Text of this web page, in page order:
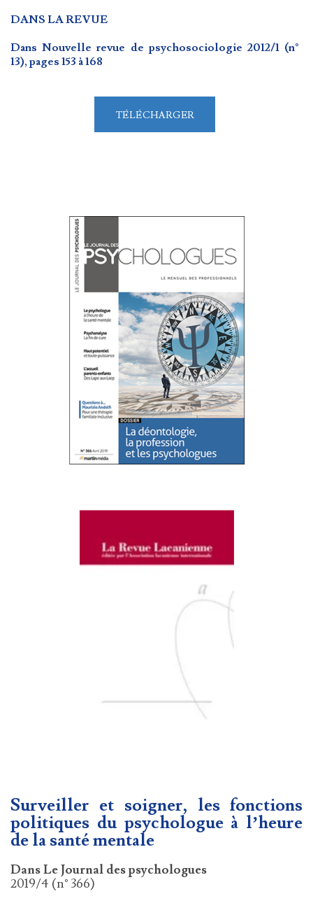
DANS LA REVUE
Dans Nouvelle revue de psychosociologie 2012/1 (n°
13), pages 153 à 168
TÉLÉCHARGER
Surveiller et soigner, les fonctions
politiques du psychologue à l’heure
de la santé mentale
Dans Le Journal des psychologues
2019/4 (n° 366)